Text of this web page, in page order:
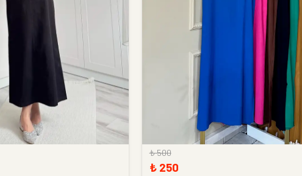
₺ 500
₺ 250